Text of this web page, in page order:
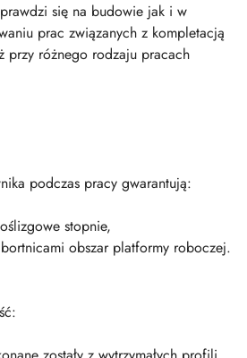
się na budowie jak i w
prac związanych z kompletacją
przy różnego rodzaju pracach
podczas pracy gwarantują:
stopnie,
obszar platformy roboczej.